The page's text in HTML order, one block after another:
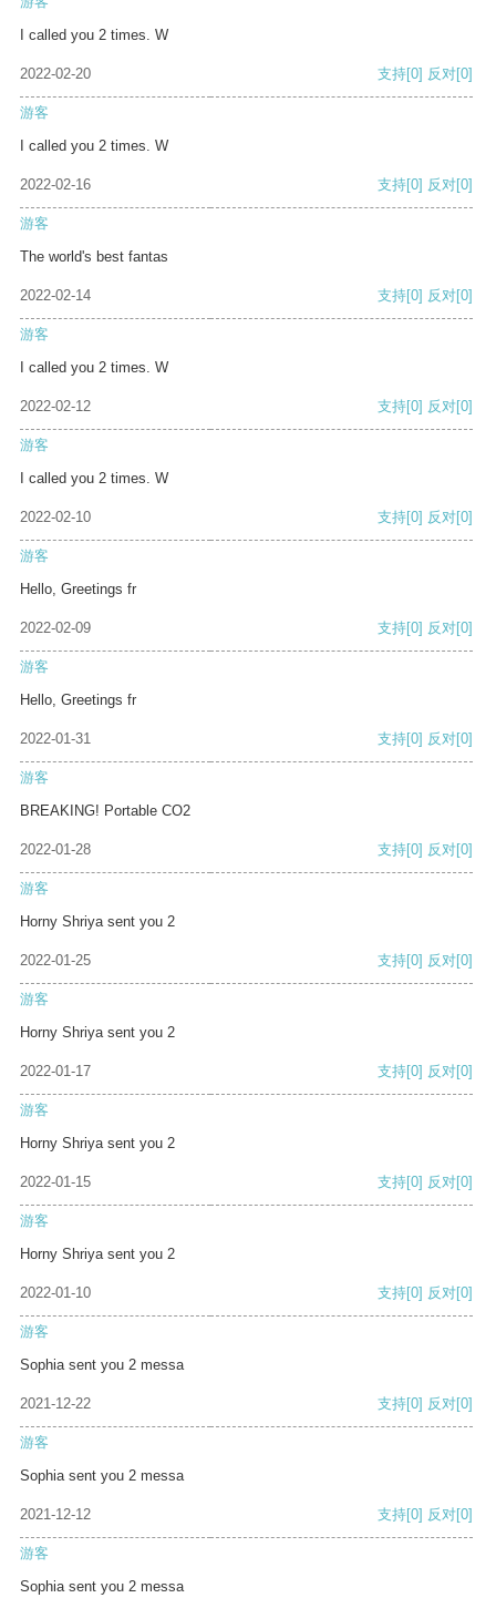
I called you 2 times. W
2022-02-20 支持[0] 反对[0]
游客
I called you 2 times. W
2022-02-16 支持[0] 反对[0]
游客
The world's best fantas
2022-02-14 支持[0] 反对[0]
游客
I called you 2 times. W
2022-02-12 支持[0] 反对[0]
游客
I called you 2 times. W
2022-02-10 支持[0] 反对[0]
游客
Hello, Greetings fr
2022-02-09 支持[0] 反对[0]
游客
Hello, Greetings fr
2022-01-31 支持[0] 反对[0]
游客
BREAKING! Portable CO2
2022-01-28 支持[0] 反对[0]
游客
Horny Shriya sent you 2
2022-01-25 支持[0] 反对[0]
游客
Horny Shriya sent you 2
2022-01-17 支持[0] 反对[0]
游客
Horny Shriya sent you 2
2022-01-15 支持[0] 反对[0]
游客
Horny Shriya sent you 2
2022-01-10 支持[0] 反对[0]
游客
Sophia sent you 2 messa
2021-12-22 支持[0] 反对[0]
游客
Sophia sent you 2 messa
2021-12-12 支持[0] 反对[0]
游客
Sophia sent you 2 messa